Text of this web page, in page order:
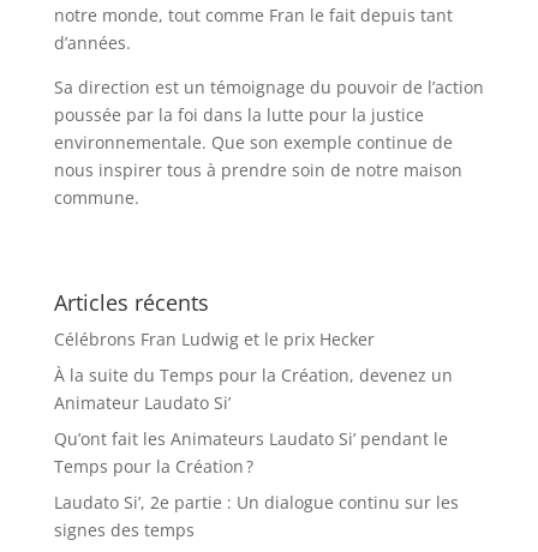
notre monde, tout comme Fran le fait depuis tant
d’années.
Sa direction est un témoignage du pouvoir de l’action
poussée par la foi dans la lutte pour la justice
environnementale. Que son exemple continue de
nous inspirer tous à prendre soin de notre maison
commune.
Articles récents
Célébrons Fran Ludwig et le prix Hecker
À la suite du Temps pour la Création, devenez un
Animateur Laudato Si’
Qu’ont fait les Animateurs Laudato Si’ pendant le
Temps pour la Création ?
Laudato Si’, 2e partie : Un dialogue continu sur les
signes des temps